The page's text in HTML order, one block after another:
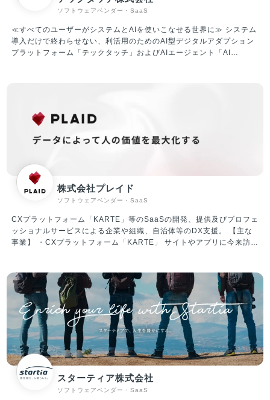
Mile社は、人材プラットフォーム事業で5,000以上のお客様と取引を
体制の中小企業が大多数であり、社内のIT人材も不足しているのが課
題となっています。 当社は、ノンデスク事業者向けのSaaS開発提供
により、生産性向上・労働時間短縮を促進していきます。
ソフトウェアベンダー・SaaS
≪すべてのユーザーがシステムとAIを使いこなせる世界に≫ システム
導入だけで終わらせない、利活用のためのAI型デジタルアダプション
プラットフォーム「テックタッチ」およびAIエージェント「AI
よるUI改善や自動操作による生産性改善など、アジャイルなDXを現場
主導でリードすることができ、主に従業員数千人～数万人のエンター
機能紹介（一例） ・どのタイミングで何を入力すればいいのかをス
(株)／株式会社など） ・分析機能を用いて、どれくらいの社員が、
どの項目で躓いているのかが分かる ・自動入力機能で顧客のIDを間
違いなく入力（ダブルチェックが不要に） ▼資金調達情報 2019年6
月 シード調達：1.2億円 2020年6月 シリーズA調達：5億円 2023
囲気/特徴 ・大人な雰囲気のスタートアップ！メリハリつけた働き方
が可能 周りへの配慮を大切にした、優しいメンバーが揃っており、気
持ちよく働ける環境です。 仕事においては真剣に向き合いますが、楽
約60％、子育て中社員が35％超えと、大人な雰囲気のスタートアップ
です。 そのため、休日出勤・過度な残業など無理なスケジュールで業
務を進めていくことはありません。 ・働く環境／スキルアップ ・大
手金融、外資コンサル、メガベンチャー、スタートアップ経営者な
ど、様々なバックグラウンドを持つメンバーが当社には集まっていま
す。 当然ながら自律性、主体性が強く求められる環境ではあるのです
が、そのような環境だからこそ、全員が「会社のオーナーである」と
いう思いを持ち、プロダクト開発だけではなく、組織作りにも積極的
に関わる風土ができています。
株式会社プレイド
ソフトウェアベンダー・SaaS
CXプラットフォーム「KARTE」等のSaaSの開発、提供及びプロフェ
ッショナルサービスによる企業や組織、自治体等のDX支援。 【主な
事業】 ・CXプラットフォーム「KARTE」 サイトやアプリに今来訪し
す。 ・「STUDIO ZERO」 STUDIO ZEROとは、各産業のフラッグ
シップとなる事例を創出する事業開発組織です。 日本を代表する大企
業や地域経済を支える中小企業、スタートアップ企業、行政・公的機
関などのパートナーと共に、データを活用した顧客視点での新規事業
創出や既存事業の変革を目指しています。 ・「PLAID ALPHA」 これ
までプレイドが積み上げてきた体験設計やテクノロジー・データ活用
に係る知見･経験に基づき、CX変革に向けた全体計画/設計から実行ま
でを一気通貫で支援するサービスです。 ・「PLAID Ecosystem」 膨
大なカスタマーデータをリアルタイムに解析できるKARTEのテクノロ
ジーをAPIとして解放。事業を加速するためのソリューションを開発
提供しています。
スターティア株式会社
ソフトウェアベンダー・SaaS